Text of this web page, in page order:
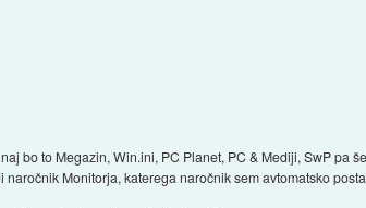
bo to Megazin, Win.ini, PC Planet, PC & Mediji, SwP pa
Monitorja, katerega naročnik sem avtomatsko